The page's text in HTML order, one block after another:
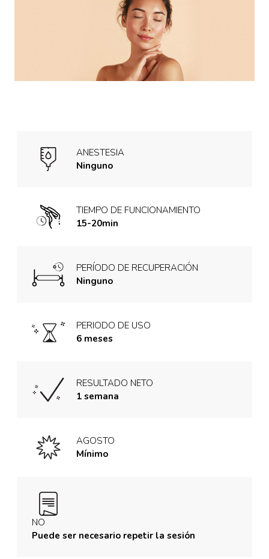
ANESTESIA
Ninguno
TIEMPO DE FUNCIONAMIENTO
15-20min
PERÍODO DE RECUPERACIÓN
Ninguno
PERIODO DE USO
6 meses
RESULTADO NETO
1 semana
AGOSTO
Mínimo
NO
Puede ser necesario repetir la sesión